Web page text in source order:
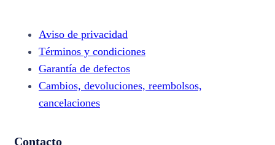
Aviso de privacidad
Términos y condiciones
Garantía de defectos
Cambios, devoluciones, reembolsos,
cancelaciones
Contacto